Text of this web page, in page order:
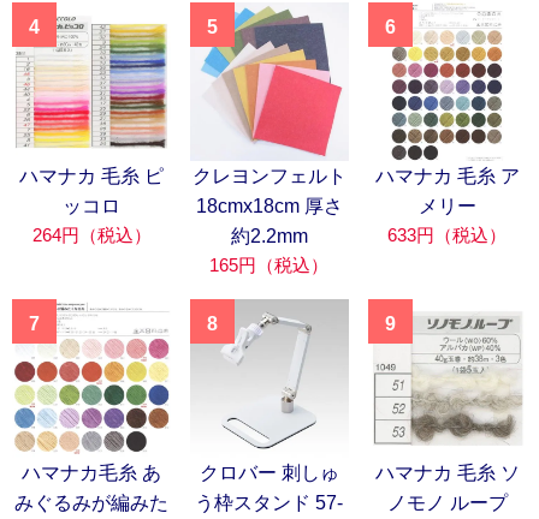
4
ハマナカ 毛糸 ピ
ッコロ
264円（税込）
5
クレヨンフェルト
18cmx18cm 厚さ
約2.2mm
165円（税込）
6
ハマナカ 毛糸 ア
メリー
633円（税込）
7
ハマナカ毛糸 あ
みぐるみが編みた
8
クロバー 刺しゅ
う枠スタンド 57-
9
ハマナカ 毛糸 ソ
ノモノ ループ